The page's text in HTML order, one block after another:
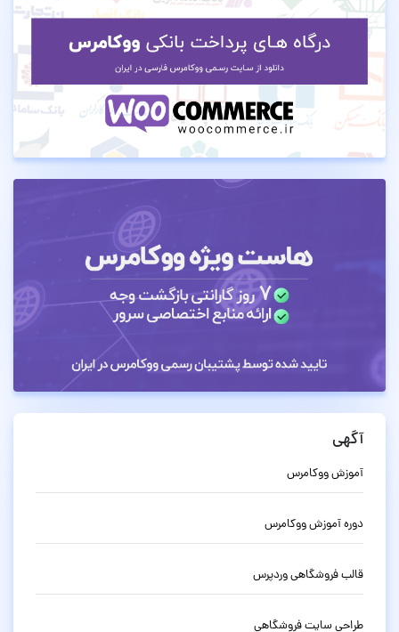
آگهی
آموزش ووکامرس
دوره آموزش ووکامرس
قالب فروشگاهی وردپرس
طراحی سایت فروشگاهی